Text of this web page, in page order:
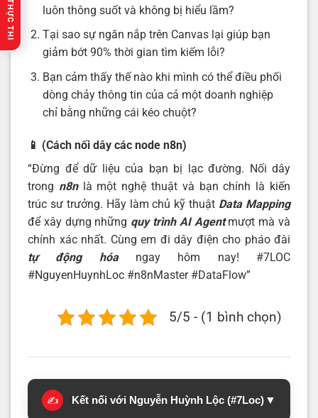
luôn thông suốt và không bị hiểu lầm?
Tại sao sự ngăn nắp trên Canvas lại giúp bạn
giảm bớt 90% thời gian tìm kiếm lỗi?
Bạn cảm thấy thế nào khi mình có thể điều phối
dòng chảy thông tin của cả một doanh nghiệp
chỉ bằng những cái kéo chuột?
📱 (Cách nối dây các node n8n)
“Đừng để dữ liệu của bạn bị lạc đường. Nối dây
trong n8nlà một nghệ thuật và bạn chính là kiến
trúc sư trưởng. Hãy làm chủ kỹ thuật Data Mapping
để xây dựng những quy trình AI Agentmượt mà và
chính xác nhất. Cùng em đi dây điện cho pháo đài
tự động hóangay hôm nay! #7LOC
#NguyenHuynhLoc #n8nMaster #DataFlow”
5/5 - (1 bình chọn)
✍️ Kết nối với Nguyễn Huỳnh Lộc (#7Loc) ▼